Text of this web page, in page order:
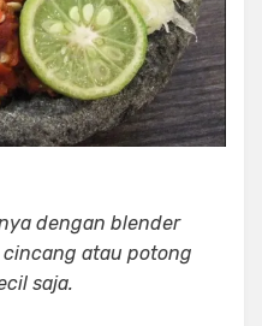
dengan blender
atau potong
saja.